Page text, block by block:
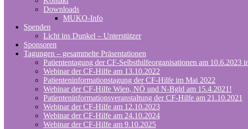
Downloads
MUKO-Info
Spenden
Licht ins Dunkel – Unterstützer
Sponsoren
Tagungen – gesammelte Präsentationen
Patiententagung der CF-Selbsthilfeorganisationen am 10.6.2023
Webinar der CF-Hilfe am 13.10.2022
Patienteninformationstagung der CF-Hilfe im Mai 2022
Webinar der CF-Hilfe Wien, NÖ und N-Bgld am 15.4.2021!
Patienteninformationsveranstaltung der CF-Hilfe am 21.10.2021
Webinar der CF-Hilfe am 12.10.2023
Webinar der CF-Hilfe am 24.10.2024
Webinar der CF-Hilfe am 9.10.2025